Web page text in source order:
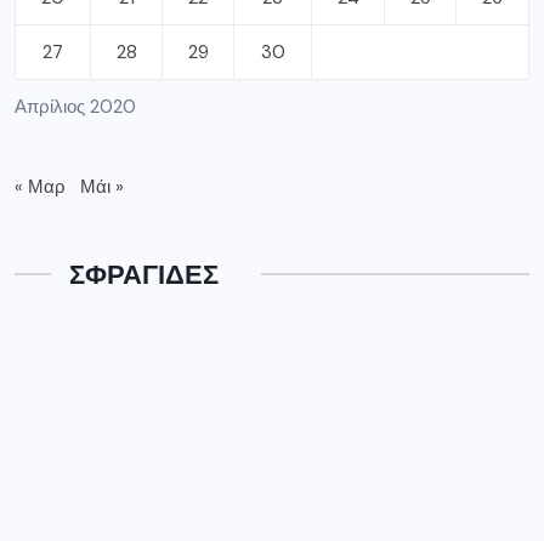
Απρίλιος 2020
27 28 29 30
« Μαρ Μάι »
ΣΦΡΑΓΙΔΕΣ